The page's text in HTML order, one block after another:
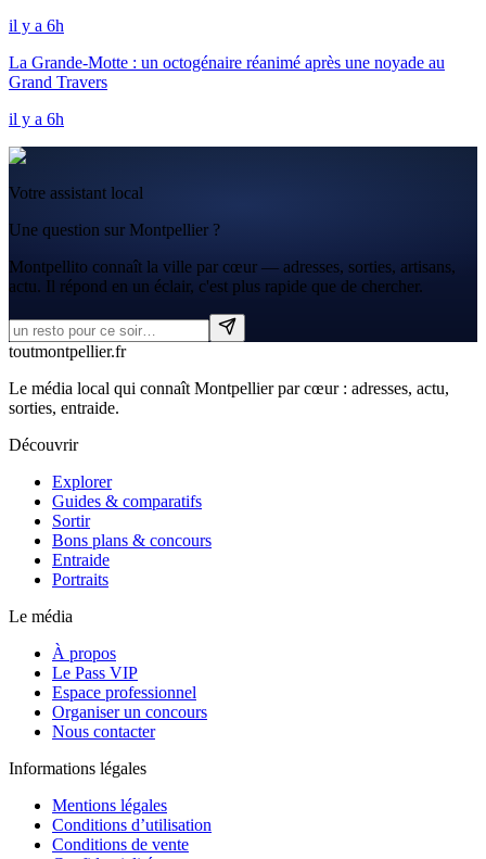
il y a 6h
La Grande-Motte : un octogénaire réanimé après une noyade au
Grand Travers
il y a 6h
Votre assistant local
Une question sur Montpellier ?
Montpellito connaît la ville par cœur — adresses, sorties, artisans,
actu. Il répond en un éclair, c'est plus rapide que de chercher.
toutmontpellier.fr
Le média local qui connaît Montpellier par cœur : adresses, actu,
sorties, entraide.
Découvrir
Explorer
Guides & comparatifs
Sortir
Bons plans & concours
Entraide
Portraits
Le média
À propos
Le Pass VIP
Espace professionnel
Organiser un concours
Nous contacter
Informations légales
Mentions légales
Conditions d’utilisation
Conditions de vente